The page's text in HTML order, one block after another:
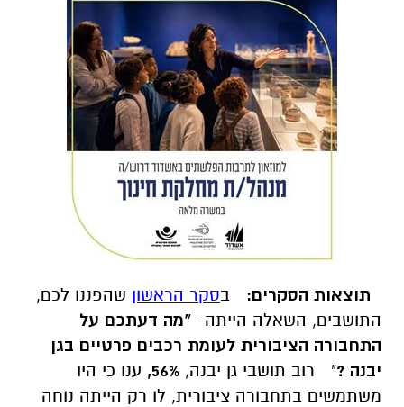
תוצאות הסקרים: בסקר הראשון שהפננו לכם,
התושבים, השאלה הייתה- ''מה דעתכם על
התחבורה הציבורית לעומת רכבים פרטיים בגן
יבנה ?" רוב תושבי גן יבנה, 56%, ענו כי היו
משתמשים בתחבורה ציבורית, לו רק הייתה נוחה